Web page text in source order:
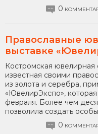
0
Православные
выставке
Костромская
известная своими
из золота и серебра,
«ЮвелирЭкспо»,
февраля. Более чем
позволила создать
0